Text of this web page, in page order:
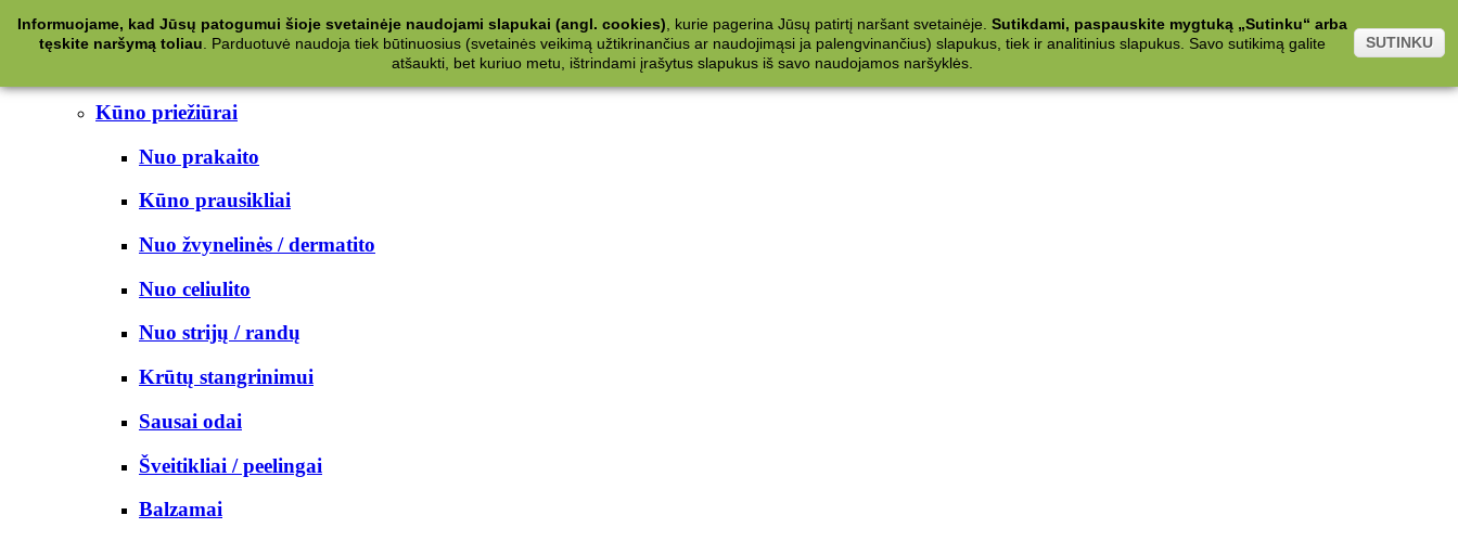
Kategorijos
Kūno priežiūrai
Nuo prakaito
Kūno prausikliai
Nuo žvynelinės / dermatito
Nuo celiulito
Nuo strijų / randų
Krūtų stangrinimui
Sausai odai
Šveitikliai / peelingai
Balzamai
Informuojame, kad Jūsų patogumui šioje svetainėje naudojami slapukai (angl. cookies) , kurie pagerina Jūsų patirtį naršant svetainėje. Sutikdami, paspauskite mygtuką „Sutinku“ arba
tęskite naršymą toliau
Parduotuvė naudoja tiek būtinuosius (svetainės veikimą užtikrinančius ar naudojimąsi ja palengvinančius) slapukus, tiek ir analitinius slapukus. Savo sutikimą galite
atšaukti, bet kuriuo metu, ištrindami įrašytus slapukus iš savo naudojamos naršyklės.
SUTINKU